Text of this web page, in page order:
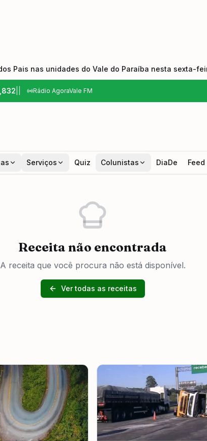
Pais nas unidades do Vale do Paraíba nesta sexta-
Rádio AgoraVale FM
Serviços Quiz Colunistas DiaDe Feed
Receita não encontrada
A receita que você procura não está disponível.
Ver todas as receitas